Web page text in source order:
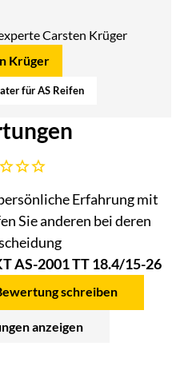
Krüger
für AS Reifen
Bewertungen abgegeben
Erfahrung mit
Sie anderen bei deren
AS-2001 TT 18.4/15-26
schreiben
anzeigen